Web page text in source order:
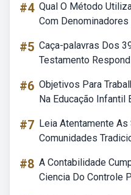
#4 Qual O Método
Com
#5 Caça-palavras Dos
Testamento
#6 Objetivos Para
Na Educação Infantil
#7 Leia Atentamente
Comunidades
#8 A Contabilidade
Ciencia Do Controle